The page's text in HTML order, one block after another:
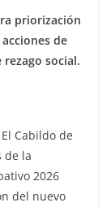
priorización
de
social.
Cabildo de
de la
2026
del nuevo